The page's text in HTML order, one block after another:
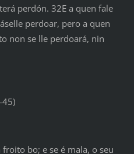
perdón. 32E a quen fale
perdoar, pero a quen
non se lle perdoará, nin
45)
bo; e se é mala, o seu